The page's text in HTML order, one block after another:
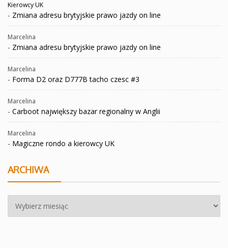
Kierowcy UK
- Zmiana adresu brytyjskie prawo jazdy on line
Marcelina
- Zmiana adresu brytyjskie prawo jazdy on line
Marcelina
- Forma D2 oraz D777B tacho czesc #3
Marcelina
- Carboot największy bazar regionalny w Anglii
Marcelina
- Magiczne rondo a kierowcy UK
ARCHIWA